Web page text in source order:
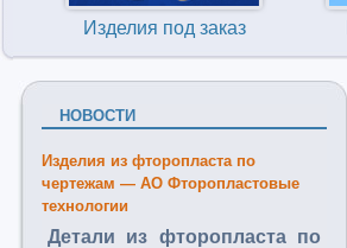
Изделия под заказ
НОВОСТИ
Изделия из фторопласта по
чертежам — АО Фторопластовые
технологии
Детали из фторопласта по